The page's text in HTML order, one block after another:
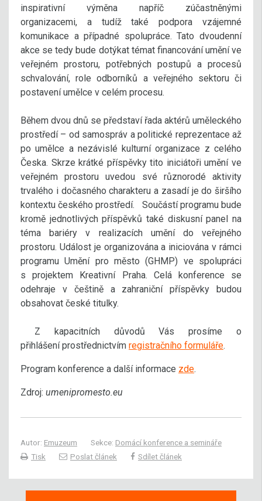
inspirativní výměna napříč zúčastněnými
organizacemi, a tudíž také podpora vzájemné
komunikace a případné spolupráce. Tato dvoudenní
akce se tedy bude dotýkat témat financování umění ve
veřejném prostoru, potřebných postupů a procesů
schvalování, role odborníků a veřejného sektoru či
postavení umělce v celém procesu.
Během dvou dnů se představí řada aktérů uměleckého
prostředí – od samospráv a politické reprezentace až
po umělce a nezávislé kulturní organizace z celého
Česka. Skrze krátké příspěvky tito iniciátoři umění ve
veřejném prostoru uvedou své různorodé aktivity
trvalého i dočasného charakteru a zasadí je do širšího
kontextu českého prostředí. Součástí programu bude
kromě jednotlivých příspěvků také diskusní panel na
téma bariéry v realizacích umění do veřejného
prostoru. Událost je organizována a iniciována v rámci
programu Umění pro město (GHMP) ve spolupráci
s projektem Kreativní Praha. Celá konference se
odehraje v češtině a zahraniční příspěvky budou
obsahovat české titulky.
Z kapacitních důvodů Vás prosíme o
přihlášení prostřednictvím registračního formuláře.
Program konference a další informace zde.
Zdroj: umenipromesto.eu
Autor: Emuzeum Sekce: Domácí konference a semináře
Tisk
Poslat článek Sdílet článek